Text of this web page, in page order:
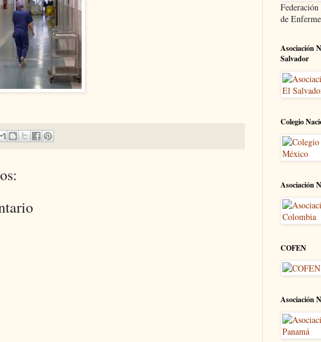
de
Asociación
Salvador
Colegio
Asociación
COFEN
Asociación